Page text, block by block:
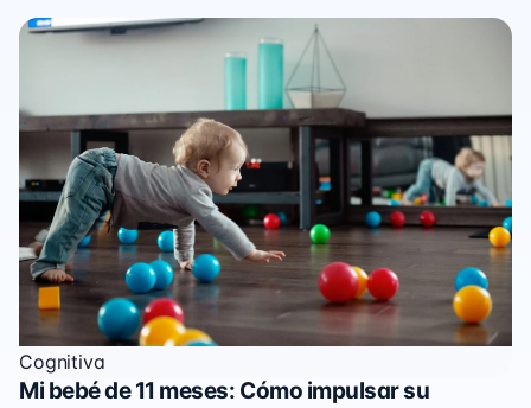
Cognitiva
Mi bebé de 11 meses: Cómo impulsar su